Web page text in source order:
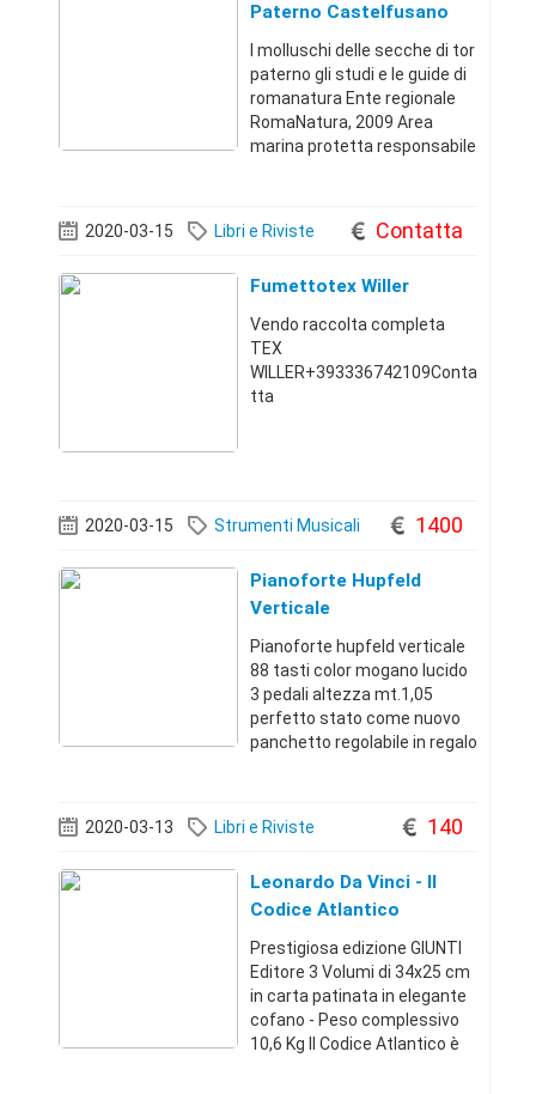
Paterno Castelfusano
2009
I molluschi delle secche di tor
paterno gli studi e le guide di
romanatura Ente regionale
RomaNatura, 2009 Area
marina protetta responsabile
Luca marini coordinamento
Beatrice sanfilippo illustrazi
2020-03-15 Libri e Riviste Contatta
Fumettotex Willer
Vendo raccolta completa
TEX
WILLER+393336742109Conta
tta
2020-03-15 Strumenti Musicali 1400
Pianoforte Hupfeld
Verticale
Pianoforte hupfeld verticale
88 tasti color mogano lucido
3 pedali altezza mt.1,05
perfetto stato come nuovo
panchetto regolabile in regalo
2020-03-13 Libri e Riviste 140
Leonardo Da Vinci - Il
Codice Atlantico
Prestigiosa edizione GIUNTI
Editore 3 Volumi di 34x25 cm
in carta patinata in elegante
cofano - Peso complessivo
10,6 Kg Il Codice Atlantico è